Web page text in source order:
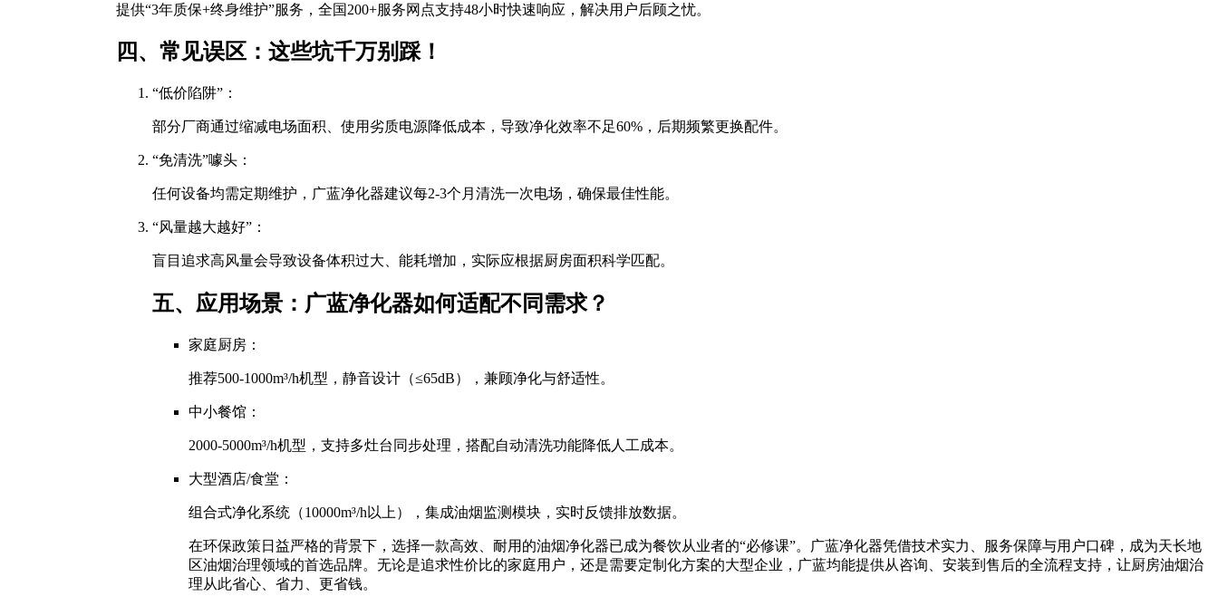
提供“3年质保+终身维护”服务，全国200+服务网点支持48小时快速响应，解决用户后顾之忧。
四、常见误区：这些坑千万别踩！
“低价陷阱”：
部分厂商通过缩减电场面积、使用劣质电源降低成本，导致净化效率不足60%，后期频繁更换配件。
“免清洗”噱头：
任何设备均需定期维护，广蓝净化器建议每2-3个月清洗一次电场，确保最佳性能。
“风量越大越好”：
盲目追求高风量会导致设备体积过大、能耗增加，实际应根据厨房面积科学匹配。
五、应用场景：广蓝净化器如何适配不同需求？
家庭厨房：
推荐500-1000m³/h机型，静音设计（≤65dB），兼顾净化与舒适性。
中小餐馆：
2000-5000m³/h机型，支持多灶台同步处理，搭配自动清洗功能降低人工成本。
大型酒店/食堂：
组合式净化系统（10000m³/h以上），集成油烟监测模块，实时反馈排放数据。
在环保政策日益严格的背景下，选择一款高效、耐用的油烟净化器已成为餐饮从业者的“必修课”。广蓝净化器凭借技术实力、服务保障与用户口碑，成为天长地
区油烟治理领域的首选品牌。无论是追求性价比的家庭用户，还是需要定制化方案的大型企业，广蓝均能提供从咨询、安装到售后的全流程支持，让厨房油烟治
理从此省心、省力、更省钱。